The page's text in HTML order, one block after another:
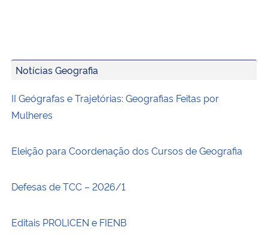
Notícias Geografia
II Geógrafas e Trajetórias: Geografias Feitas por
Mulheres
Eleição para Coordenação dos Cursos de Geografia
Defesas de TCC – 2026/1
Editais PROLICEN e FIENB